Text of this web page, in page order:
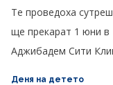
Те проведоха
ще прекарат 1 юни в
Аджибадем Сити
Деня на детето